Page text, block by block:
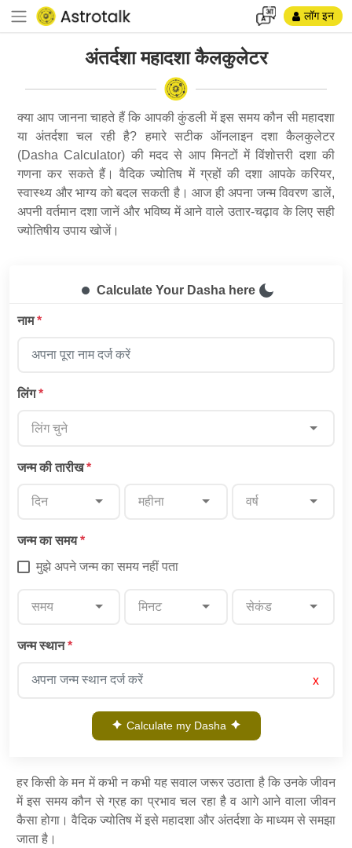
लॉग इन
अंतर्दशा महादशा कैलकुलेटर
क्या आप जानना चाहते हैं कि आपकी कुंडली में इस समय कौन सी महादशा
या अंतर्दशा चल रही है? हमारे सटीक ऑनलाइन दशा कैलकुलेटर
(Dasha Calculator) की मदद से आप मिनटों में विंशोत्तरी दशा की
गणना कर सकते हैं। वैदिक ज्योतिष में ग्रहों की दशा आपके करियर,
स्वास्थ्य और भाग्य को बदल सकती है। आज ही अपना जन्म विवरण डालें,
अपनी वर्तमान दशा जानें और भविष्य में आने वाले उतार-चढ़ाव के लिए सही
ज्योतिषीय उपाय खोजें।
Calculate Your Dasha here
नाम*
लिंग*
लिंग चुने
जन्म की तारीख*
दिन महीना वर्ष
जन्म का समय*
मुझे अपने जन्म का समय नहीं पता
समय मिनट सेकंड
जन्म स्थान*
x
Calculate my Dasha
हर किसी के मन में कभी न कभी यह सवाल जरूर उठाता है कि उनके जीवन
में इस समय कौन से ग्रह का प्रभाव चल रहा है व आगे आने वाला जीवन
कैसा होगा। वैदिक ज्योतिष में इसे महादशा और अंतर्दशा के माध्यम से समझा
जाता है।